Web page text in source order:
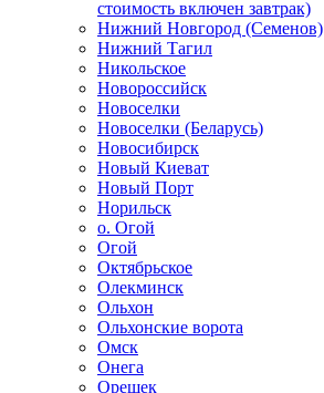
стоимость включен завтрак)
Нижний Новгород (Семенов)
Нижний Тагил
Никольское
Новороссийск
Новоселки
Новоселки (Беларусь)
Новосибирск
Новый Киеват
Новый Порт
Норильск
о. Огой
Огой
Октябрьское
Олекминск
Ольхон
Ольхонские ворота
Омск
Онега
Орешек